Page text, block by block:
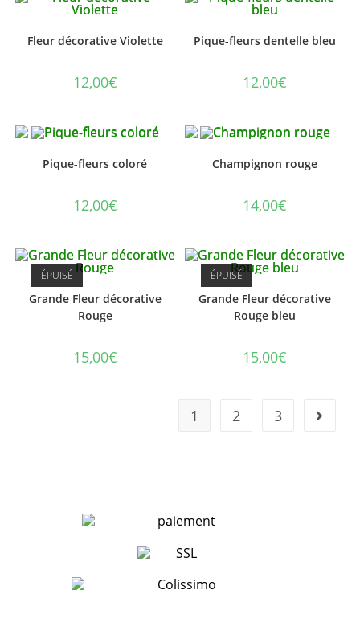
Fleur décorative Violette
12,00€
Pique-fleurs dentelle bleu
12,00€
Pique-fleurs coloré
12,00€
Champignon rouge
14,00€
ÉPUISÉ
Grande Fleur décorative
Rouge
15,00€
ÉPUISÉ
Grande Fleur décorative
Rouge bleu
15,00€
1 2 3